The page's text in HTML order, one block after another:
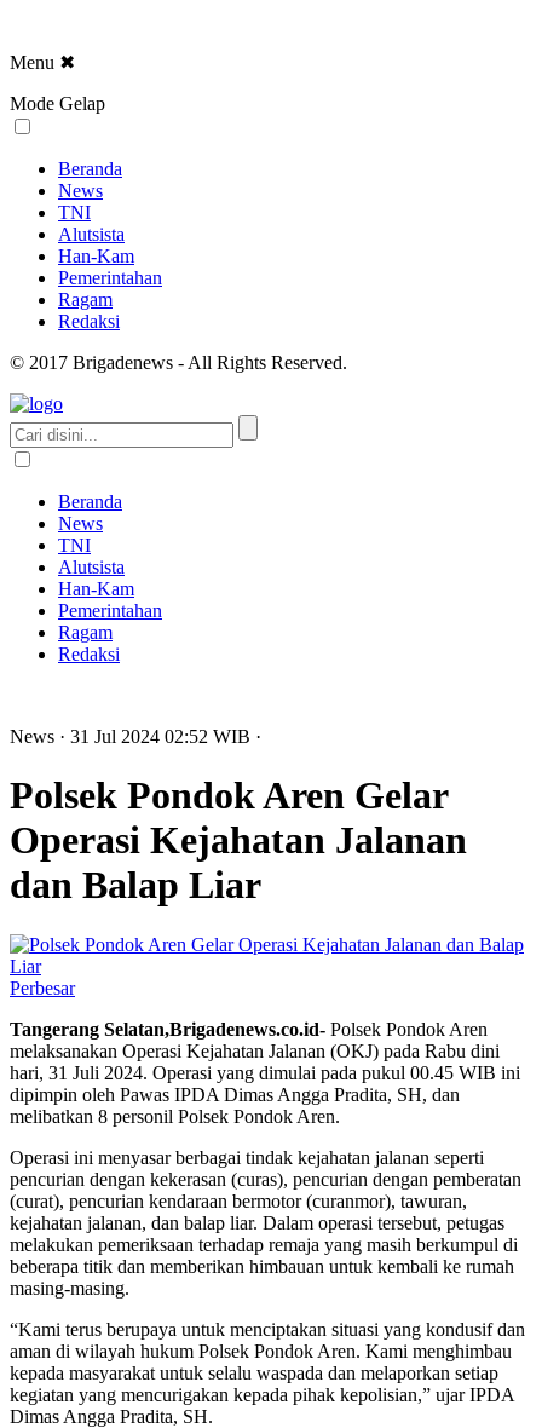
Menu ✖
Mode Gelap
Beranda
News
TNI
Alutsista
Han-Kam
Pemerintahan
Ragam
Redaksi
© 2017 Brigadenews - All Rights Reserved.
Beranda
News
TNI
Alutsista
Han-Kam
Pemerintahan
Ragam
Redaksi
News · 31 Jul 2024 02:52 WIB ·
Polsek Pondok Aren Gelar
Operasi Kejahatan Jalanan
dan Balap Liar
Perbesar
Tangerang Selatan,Brigadenews.co.id- Polsek Pondok Aren
melaksanakan Operasi Kejahatan Jalanan (OKJ) pada Rabu dini
hari, 31 Juli 2024. Operasi yang dimulai pada pukul 00.45 WIB ini
dipimpin oleh Pawas IPDA Dimas Angga Pradita, SH, dan
melibatkan 8 personil Polsek Pondok Aren.
Operasi ini menyasar berbagai tindak kejahatan jalanan seperti
pencurian dengan kekerasan (curas), pencurian dengan pemberatan
(curat), pencurian kendaraan bermotor (curanmor), tawuran,
kejahatan jalanan, dan balap liar. Dalam operasi tersebut, petugas
melakukan pemeriksaan terhadap remaja yang masih berkumpul di
beberapa titik dan memberikan himbauan untuk kembali ke rumah
masing-masing.
“Kami terus berupaya untuk menciptakan situasi yang kondusif dan
aman di wilayah hukum Polsek Pondok Aren. Kami menghimbau
kepada masyarakat untuk selalu waspada dan melaporkan setiap
kegiatan yang mencurigakan kepada pihak kepolisian,” ujar IPDA
Dimas Angga Pradita, SH.